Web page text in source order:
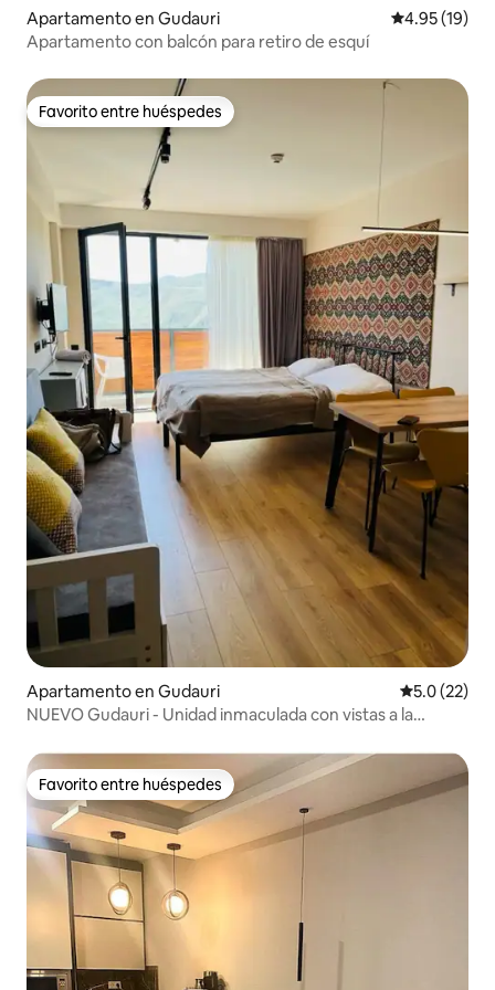
Apartamento en Gudauri Calificación
4.95 (19)
Apartamento con balcón para retiro de esquí
Favorito entre huéspedes
Favorito entre huéspedes
Apartamento en Gudauri Calificación
5.0 (22)
NUEVO Gudauri - Unidad inmaculada con vistas a la
Favorito entre huéspedes
Favorito entre huéspedes